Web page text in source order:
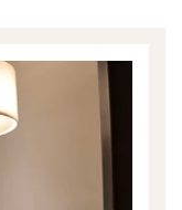
定